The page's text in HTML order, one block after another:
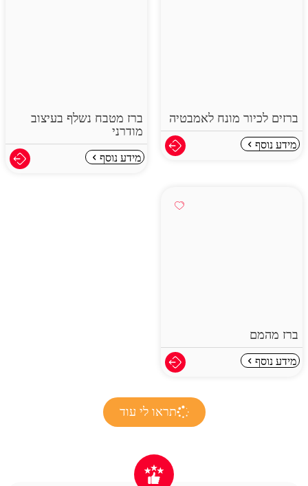
ברזים לכיור מונח לאמבטיה
מידע נוסף
ברז מטבח נשלף בעיצוב
מודרני
מידע נוסף
ברז מהמם
מידע נוסף
תראו לי עוד